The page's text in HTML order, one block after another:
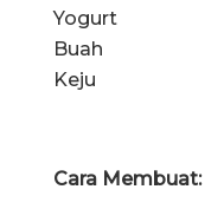
Yogurt
Buah
Keju
Cara Membuat: